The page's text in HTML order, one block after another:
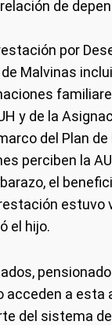
de
por
Malvinas
y de la
del Plan de
perciben la
el
estuvo
el hijo.
a esta
del sistema